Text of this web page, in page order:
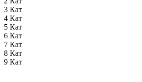
3 Кат
4 Кат
5 Кат
6 Кат
7 Кат
8 Кат
9 Кат